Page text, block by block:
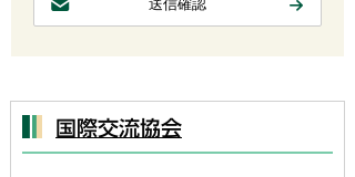
国際交流協会